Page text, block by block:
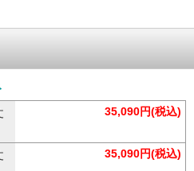
35,090円(税込)
35,090円(税込)